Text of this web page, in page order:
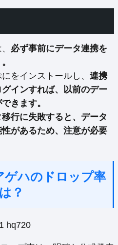
必ず事前にデータ連携を
をインストールし、 連携
インすれば、以前のデー
きます。
行に失敗すると、データ
があるため、注意が必要
ゲハのドロップ率
は？